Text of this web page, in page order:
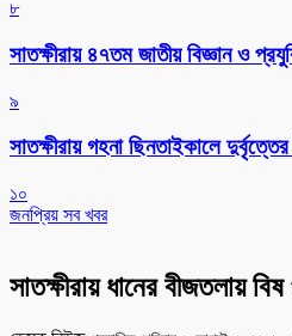
৮
সাতক্ষীরায় ৪৭তম জাতীয় বিজ্ঞান ও
৯
সাতক্ষীরায় গহনা ছিনতাইকালে
১০
জনপ্রিয় সব খবর
সাতক্ষীরায় ধানের বীজতলায়